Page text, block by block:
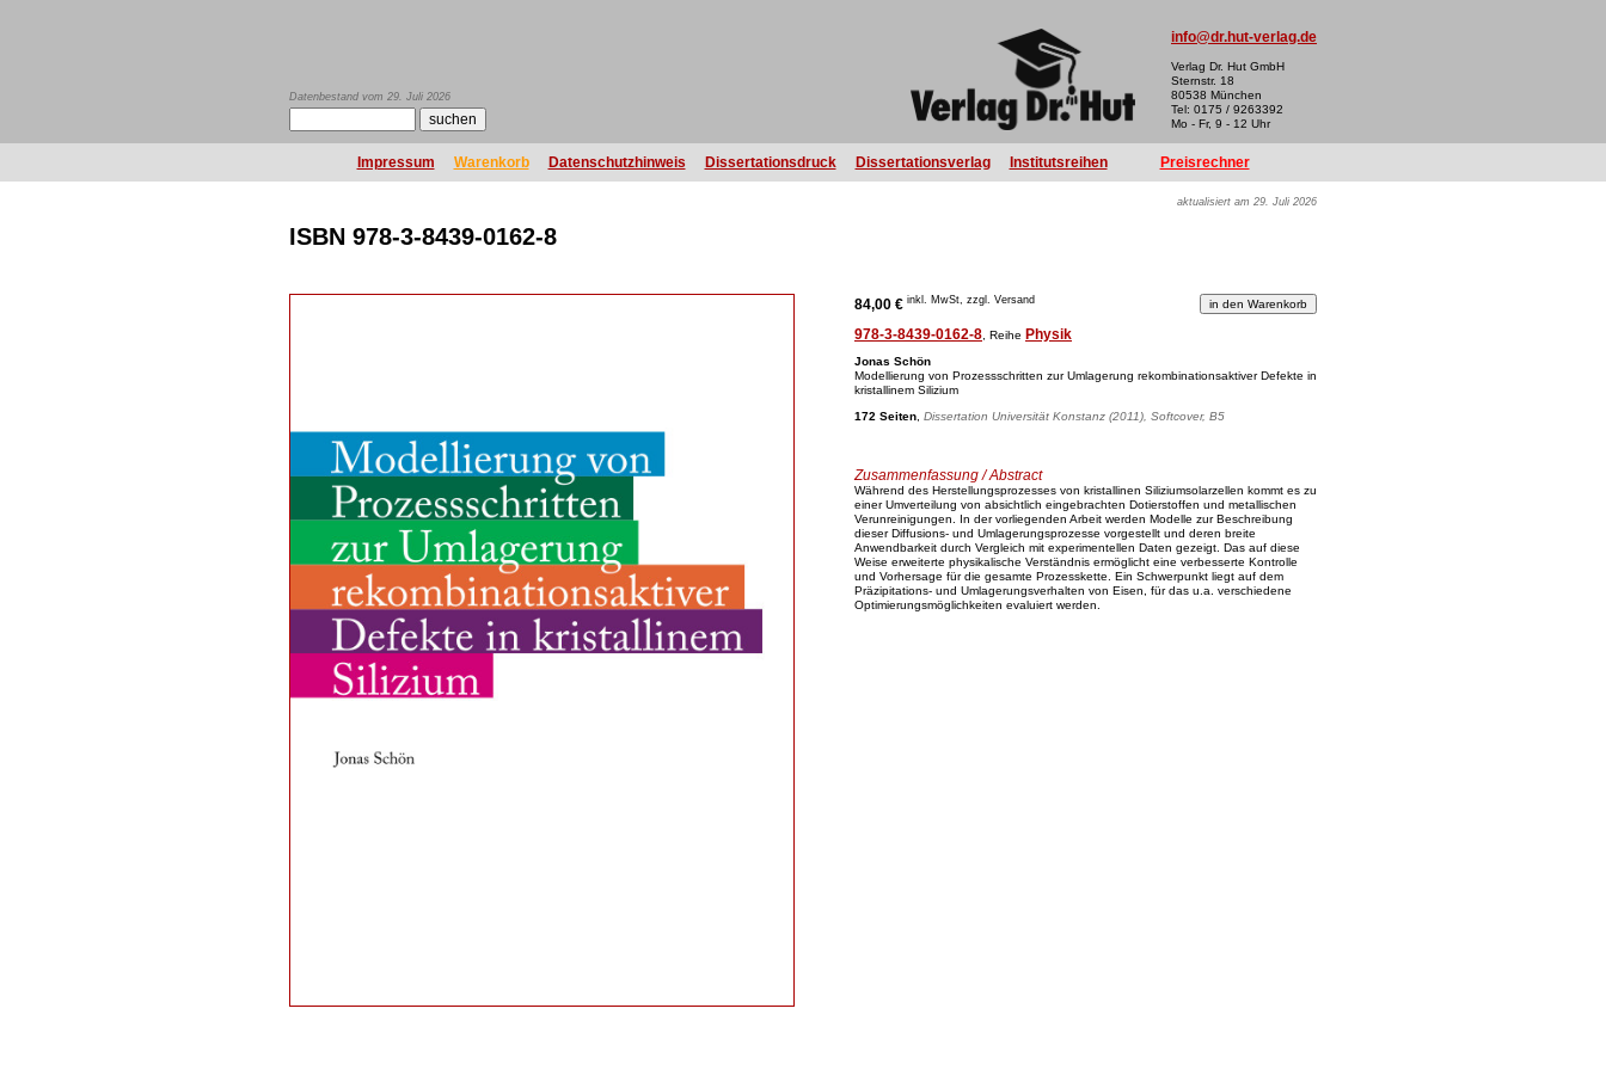
Datenbestand vom 29. Juli 2026
info@dr.hut-verlag.de
Verlag Dr. Hut GmbH
Sternstr. 18
80538 München
Tel: 0175 / 9263392
Mo - Fr, 9 - 12 Uhr
Impressum Warenkorb Datenschutzhinweis Dissertationsdruck Dissertationsverlag Institutsreihen Preisrechner
aktualisiert am 29. Juli 2026
ISBN 978-3-8439-0162-8
84,00 € inkl. MwSt, zzgl. Versand
978-3-8439-0162-8 , Reihe Physik
Jonas Schön
Modellierung von Prozessschritten zur Umlagerung rekombinationsaktiver Defekte in
kristallinem Silizium
172 Seiten Dissertation Universität Konstanz (2011), Softcover, B5
Zusammenfassung / Abstract
Während des Herstellungsprozesses von kristallinen Siliziumsolarzellen kommt es zu
einer Umverteilung von absichtlich eingebrachten Dotierstoffen und metallischen
Verunreinigungen. In der vorliegenden Arbeit werden Modelle zur Beschreibung
dieser Diffusions- und Umlagerungsprozesse vorgestellt und deren breite
Anwendbarkeit durch Vergleich mit experimentellen Daten gezeigt. Das auf diese
Weise erweiterte physikalische Verständnis ermöglicht eine verbesserte Kontrolle
und Vorhersage für die gesamte Prozesskette. Ein Schwerpunkt liegt auf dem
Präzipitations- und Umlagerungsverhalten von Eisen, für das u.a. verschiedene
Optimierungsmöglichkeiten evaluiert werden.